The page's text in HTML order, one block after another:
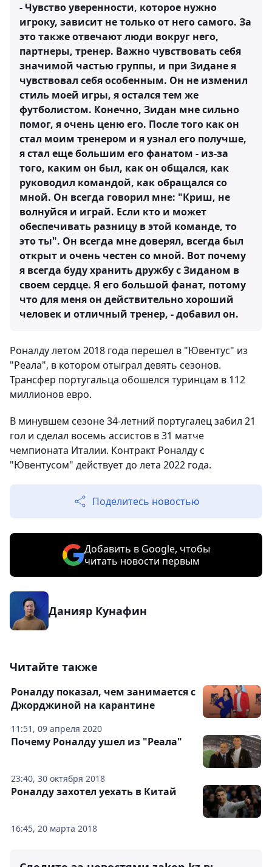
- Чувство уверенности, которое нужно
игроку, зависит не только от него самого. За
это также отвечают люди вокруг него,
партнеры, тренер. Важно чувствовать себя
значимой частью группы, и при Зидане я
чувствовал себя особенным. Он не изменил
стиль моей игры, я остался тем же
футболистом. Конечно, Зидан мне сильно
помог, я очень ценю его. После того как он
стал моим тренером и я узнал его получше,
я стал еще большим его фанатом - из-за
того, каким он был, как он общался, как
руководил командой, как обращался со
мной. Он всегда говорил мне: "Криш, не
волнуйся и играй. Если кто и может
обеспечивать разницу в этой команде, то
это ты". Он всегда мне доверял, всегда был
открыт и очень честен со мной. Вот почему
я всегда буду хранить дружбу с Зиданом в
своем сердце. Я его большой фанат, потому
что для меня он действительно хороший
человек и отличный тренер, - добавил он.
Роналду летом 2018 года перешел в "Ювентус" из
"Реала", в котором отыграл девять сезонов.
Трансфер португальца обошелся туринцам в 112
миллионов евро.
В минувшем сезоне 34-летний португалец забил 21
гол и сделал восемь ассистов в 31 матче
чемпионата Италии. Контракт Роналду с
"Ювентусом" действует до лета 2022 года.
Поделитесь новостью
Добавить в Google, чтобы
читать новости первым
Данияр Кунафин
Читайте также
11:51, 09 апреля 2020
Роналду показал, чем занимается с
Джорджиной на карантине
23:40, 30 октября 2018
Почему Роналду ушел из "Реала"
16:45, 20 марта 2018
Роналду захотел уехать в Китай